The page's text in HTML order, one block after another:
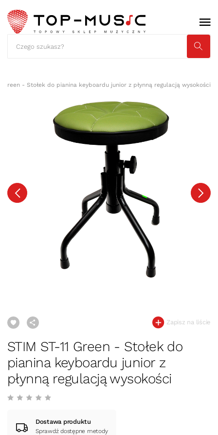
Green - Stołek do pianina keyboardu junior z płynną regulacją wysokości
Zapisz na liście
STIM ST-11 Green - Stołek do
pianina keyboardu junior z
płynną regulacją wysokości
Dostawa produktu
Sprawdź dostępne metody